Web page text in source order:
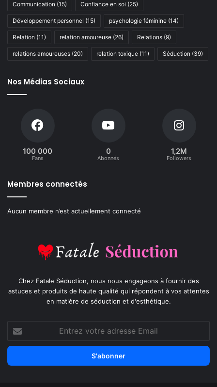
Communication (15) Confiance en soi (25)
Développement personnel (15) psychologie féminine (14)
Relation (11) relation amoureuse (26) Relations (9)
relations amoureuses (20) relation toxique (11) Séduction (39)
Nos Médias Sociaux
100 000
Fans
0
Abonnés
1,2M
Followers
Membres connectés
Aucun membre n’est actuellement connecté
Chez Fatale Séduction, nous nous engageons à fournir des
astuces et produits de haute qualité qui répondent à vos attentes
en matière de séduction et d'esthétique.
votre
adresse